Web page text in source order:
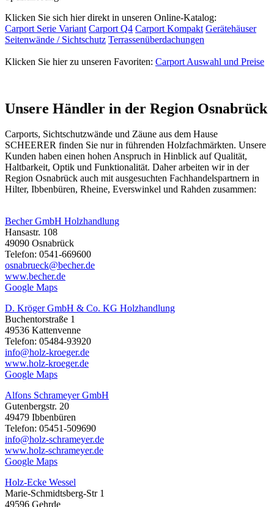
Klicken Sie sich hier direkt in unseren Online-Katalog:
Carport Serie Variant Carport Q4 Carport Kompakt Gerätehäuser
Seitenwände / Sichtschutz Terrassenüberdachungen
Klicken Sie hier zu unseren Favoriten: Carport Auswahl und Preise
Unsere Händler in der Region Osnabrück
Carports, Sichtschutzwände und Zäune aus dem Hause
SCHEERER finden Sie nur in führenden Holzfachmärkten. Unsere
Kunden haben einen hohen Anspruch in Hinblick auf Qualität,
Haltbarkeit, Optik und Funktionalität. Daher arbeiten wir in der
Region Osnabrück auch mit ausgesuchten Fachhandelspartnern in
Hilter, Ibbenbüren, Rheine, Everswinkel und Rahden zusammen:
Becher GmbH Holzhandlung
Hansastr. 108
49090 Osnabrück
Telefon: 0541-669600
osnabrueck@becher.de
www.becher.de
Google Maps
D. Kröger GmbH & Co. KG Holzhandlung
Buchentorstraße 1
49536 Kattenvenne
Telefon: 05484-93920
info@holz-kroeger.de
www.holz-kroeger.de
Google Maps
Alfons Schrameyer GmbH
Gutenbergstr. 20
49479 Ibbenbüren
Telefon: 05451-509690
info@holz-schrameyer.de
www.holz-schrameyer.de
Google Maps
Holz-Ecke Wessel
Marie-Schmidtsberg-Str 1
49596 Gehrde